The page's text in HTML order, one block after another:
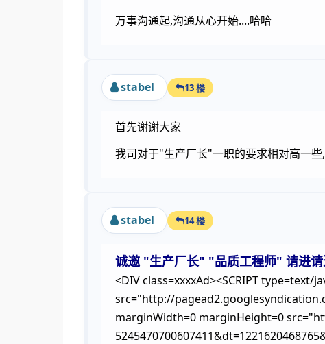
万事沟通起,沟通从心开始....哈哈
stabel 13 楼
首先谢谢大家
我司对于"生产厂长"一职的要求相对高一
stabel 14 楼
诚邀 "生产厂长" "品质工程师" 请进
<DIV class=xxxxAd><SCRIPT type=text/
src="http://
marginWidth=0 marginHeight=0